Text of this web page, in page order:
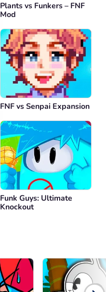
Plants vs Funkers – FNF
Mod
FNF vs Senpai Expansion
Funk Guys: Ultimate
Knockout